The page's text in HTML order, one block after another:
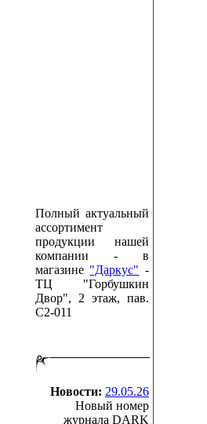
Полный актуальный
ассортимент
продукции нашей
компании - в
магазине "Даркус" -
ТЦ "Горбушкин
Двор", 2 этаж, пав.
C2-011
Новости: 29.05.26
Новый номер
журнала DARK